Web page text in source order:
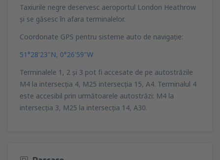
Taxiurile negre deservesc aeroportul London Heathrow
şi se găsesc în afara terminalelor.
Coordonate GPS pentru sisteme auto de navigaţie:
51°28'23"N, 0°26'59"W
Terminalele 1, 2 şi 3 pot fi accesate de pe autostrăzile
M4 la intersecţia 4, M25 intersecţia 15, A4. Terminalul 4
este accesibil prin următoarele autostrăzi: M4 la
intersecţia 3, M25 la intersecţia 14, A30.